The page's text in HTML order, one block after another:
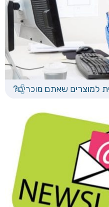
למוצרים שאתם מוכרים?